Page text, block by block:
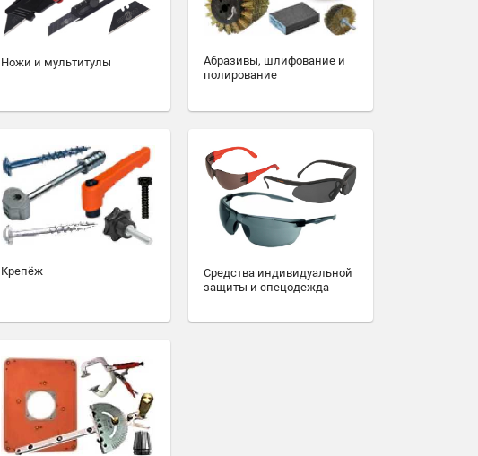
Ножи и мультитулы
Абразивы, шлифование и
полирование
Крепёж
Средства индивидуальной
защиты и спецодежда